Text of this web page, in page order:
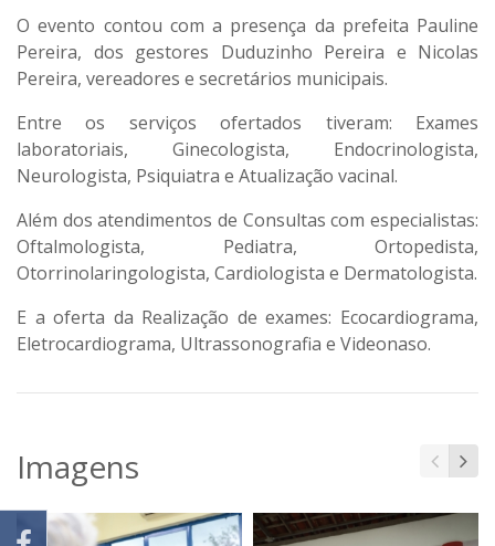
O evento contou com a presença da prefeita Pauline
Pereira, dos gestores Duduzinho Pereira e Nicolas
Pereira, vereadores e secretários municipais.
Entre os serviços ofertados tiveram: Exames
laboratoriais, Ginecologista, Endocrinologista,
Neurologista, Psiquiatra e Atualização vacinal.
Além dos atendimentos de Consultas com especialistas:
Oftalmologista, Pediatra, Ortopedista,
Otorrinolaringologista, Cardiologista e Dermatologista.
E a oferta da Realização de exames: Ecocardiograma,
Eletrocardiograma, Ultrassonografia e Videonaso.
Imagens